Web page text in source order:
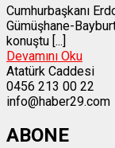
Cumhurbaşkanı
Gümüşhane-
konuştu [...]
Devamını Oku
Atatürk Caddesi
0456 213 00 22
info@haber29.com
ABONE